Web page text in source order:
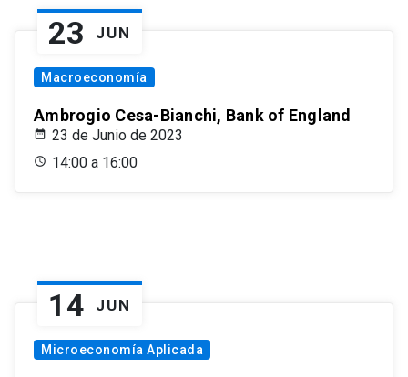
23 JUN
Macroeconomía
Ambrogio Cesa-Bianchi, Bank of England
23 de Junio de 2023
14:00 a 16:00
14 JUN
Microeconomía Aplicada